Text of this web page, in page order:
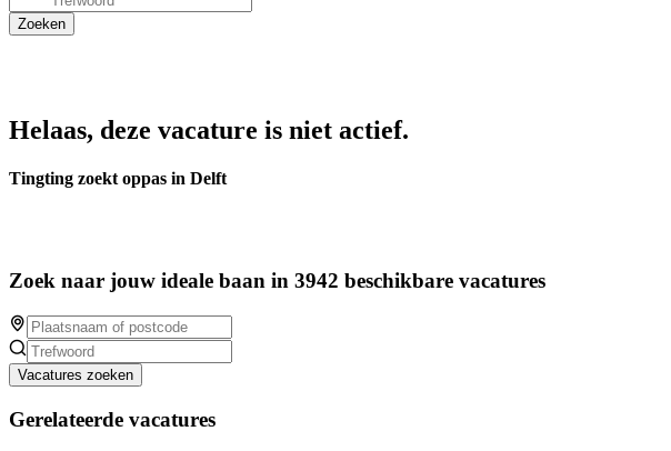
Helaas, deze vacature is niet actief.
Tingting zoekt oppas in Delft
Zoek naar jouw ideale baan in 3942 beschikbare vacatures
Vacatures zoeken
Gerelateerde vacatures